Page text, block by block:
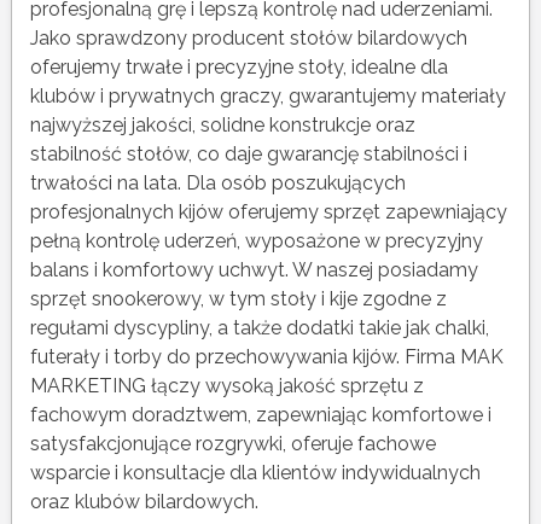
profesjonalną grę i lepszą kontrolę nad uderzeniami.
Jako sprawdzony producent stołów bilardowych
oferujemy trwałe i precyzyjne stoły, idealne dla
klubów i prywatnych graczy, gwarantujemy materiały
najwyższej jakości, solidne konstrukcje oraz
stabilność stołów, co daje gwarancję stabilności i
trwałości na lata. Dla osób poszukujących
profesjonalnych kijów oferujemy sprzęt zapewniający
pełną kontrolę uderzeń, wyposażone w precyzyjny
balans i komfortowy uchwyt. W naszej posiadamy
sprzęt snookerowy, w tym stoły i kije zgodne z
regułami dyscypliny, a także dodatki takie jak chalki,
futerały i torby do przechowywania kijów. Firma MAK
MARKETING łączy wysoką jakość sprzętu z
fachowym doradztwem, zapewniając komfortowe i
satysfakcjonujące rozgrywki, oferuje fachowe
wsparcie i konsultacje dla klientów indywidualnych
oraz klubów bilardowych.